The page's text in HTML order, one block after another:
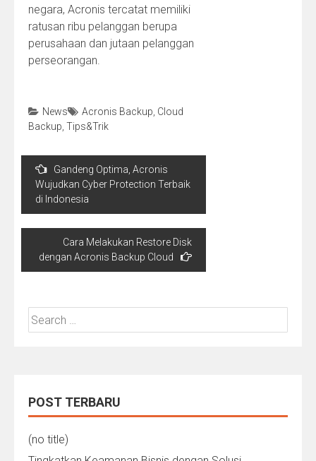
negara, Acronis tercatat memiliki
ratusan ribu pelanggan berupa
perusahaan dan jutaan pelanggan
perseorangan.
News Acronis Backup Cloud
Backup Tips&Trik
Post
navigation
Gandeng Optima, Acronis
Wujudkan Cyber Protection Terbaik
di Indonesia
Cara Melakukan Restore Disk
dengan Acronis Backup Cloud
Search
for:
POST TERBARU
(no title)